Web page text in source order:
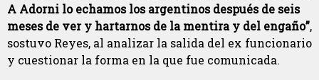
A Adorni lo echamos los argentinos después de seis
meses de ver y hartarnos de la mentira y del engaño”,
sostuvo Reyes, al analizar la salida del ex funcionario
y cuestionar la forma en la que fue comunicada.